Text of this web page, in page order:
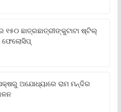
ଛାତ୍ରଛାତ୍ରୀଙ୍କୁଟାଟା ଷ୍ଟିଲ୍
ଅଯୋଧ୍ୟାରେ ରାମ ମନ୍ଦିର